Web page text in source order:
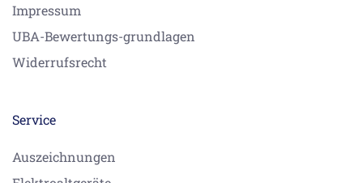
Impressum
UBA-Bewertungs-grundlagen
Widerrufsrecht
Service
Auszeichnungen